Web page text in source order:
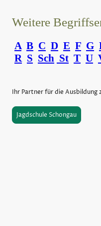
Weitere
A B C D E F G
R S Sch St T U
Ihr Partner für die Ausbildung
Jagdschule Schongau